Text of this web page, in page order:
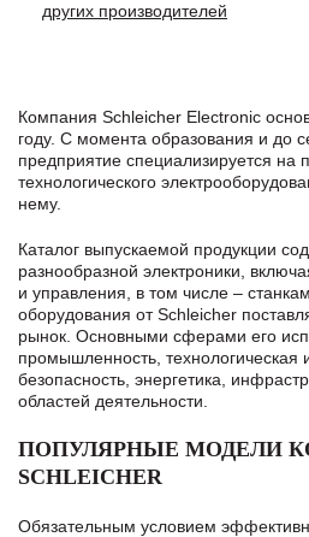
других производителей
Компания Schleicher Electronic
году. С момента образования и до
предприятие специализируется на
технологического
нему.
Каталог выпускаемой продукции
разнообразной электроники,
и управления, в том числе –
оборудования от Schleicher
рынок. Основными сферами его
промышленность, технологическая
безопасность, энергетика,
областей деятельности.
ПОПУЛЯРНЫЕ МОДЕЛИ
SCHLEICHER
Обязательным условием